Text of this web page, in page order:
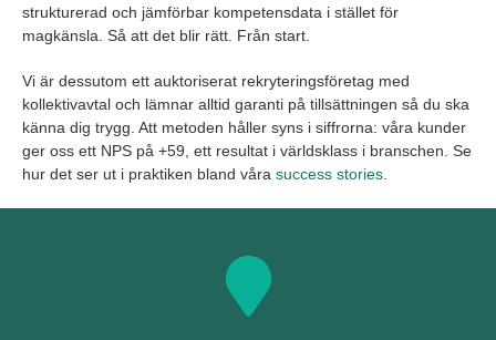
strukturerad och jämförbar kompetensdata i stället för
magkänsla. Så att det blir rätt. Från start.
Vi är dessutom ett auktoriserat rekryteringsföretag med
kollektivavtal och lämnar alltid garanti på tillsättningen så du ska
känna dig trygg. Att metoden håller syns i siffrorna: våra kunder
ger oss ett NPS på +59, ett resultat i världsklass i branschen. Se
hur det ser ut i praktiken bland våra success stories